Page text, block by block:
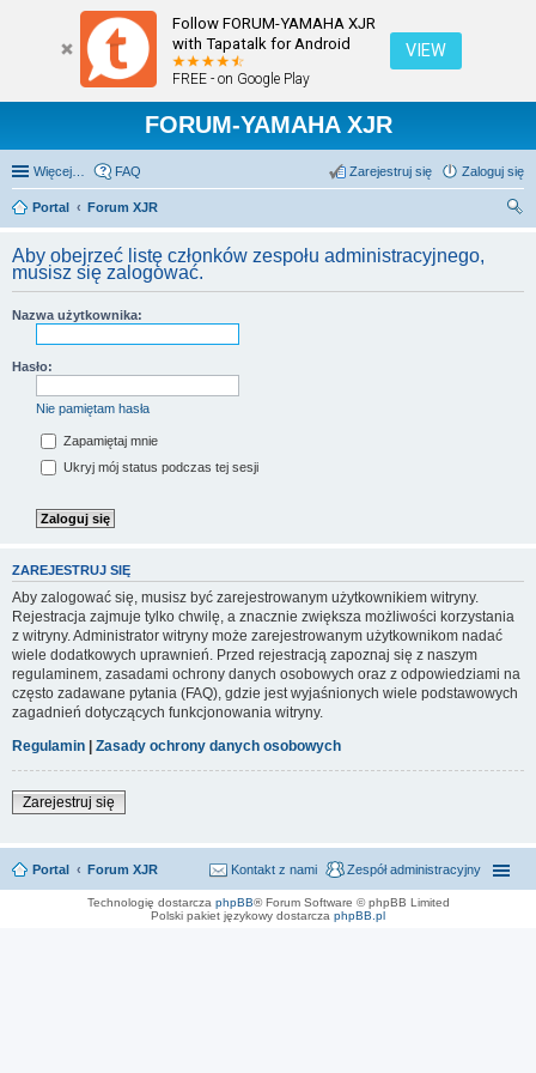
Follow FORUM-YAMAHA XJR
with Tapatalk for Android
FREE - on Google Play
VIEW
FORUM-YAMAHA XJR
Więcej… FAQ Zaloguj się
Zarejestruj się
Portal
Forum XJR
Aby obejrzeć listę członków zespołu administracyjnego,
musisz się zalogować.
Nazwa użytkownika:
Hasło:
Nie pamiętam hasła
Zapamiętaj mnie
Ukryj mój status podczas tej sesji
ZAREJESTRUJ SIĘ
Aby zalogować się, musisz być zarejestrowanym użytkownikiem witryny.
Rejestracja zajmuje tylko chwilę, a znacznie zwiększa możliwości korzystania
z witryny. Administrator witryny może zarejestrowanym użytkownikom nadać
wiele dodatkowych uprawnień. Przed rejestracją zapoznaj się z naszym
regulaminem, zasadami ochrony danych osobowych oraz z odpowiedziami na
często zadawane pytania (FAQ), gdzie jest wyjaśnionych wiele podstawowych
zagadnień dotyczących funkcjonowania witryny.
Regulamin
Zasady ochrony danych osobowych
Zarejestruj się
Portal Forum XJR Zespół administracyjny
Kontakt z nami
Technologię dostarcza phpBB® Forum Software © phpBB Limited
Polski pakiet językowy dostarcza phpBB.pl